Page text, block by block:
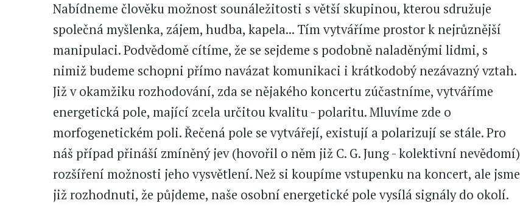
Nabídneme člověku možnost sounáležitosti s větší skupinou, kterou sdružuje
společná myšlenka, zájem, hudba, kapela... Tím vytváříme prostor k nejrůznější
manipulaci. Podvědomě cítíme, že se sejdeme s podobně naladěnými lidmi, s
nimiž budeme schopni přímo navázat komunikaci i krátkodobý nezávazný vztah.
Již v okamžiku rozhodování, zda se nějakého koncertu zúčastníme, vytváříme
energetická pole, mající zcela určitou kvalitu - polaritu. Mluvíme zde o
morfogenetickém poli. Řečená pole se vytvářejí, existují a polarizují se stále. Pro
náš případ přináší zmíněný jev (hovořil o něm již C. G. Jung - kolektivní nevědomí)
rozšíření možnosti jeho vysvětlení. Než si koupíme vstupenku na koncert, ale jsme
již rozhodnuti, že půjdeme, naše osobní energetické pole vysílá signály do okolí.